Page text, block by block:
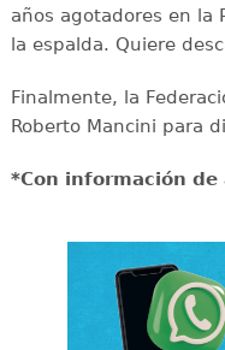
años agotadores en la
la espalda. Quiere
Finalmente, la
Roberto Mancini para
*Con información de